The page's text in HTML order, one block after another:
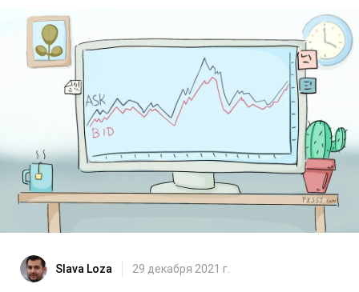
Slava Loza 29 декабря 2021 г.